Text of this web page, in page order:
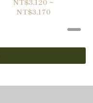
NT$3,170